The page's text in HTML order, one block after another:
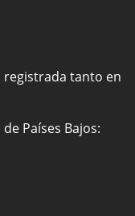
registrada tanto en
Países Bajos: